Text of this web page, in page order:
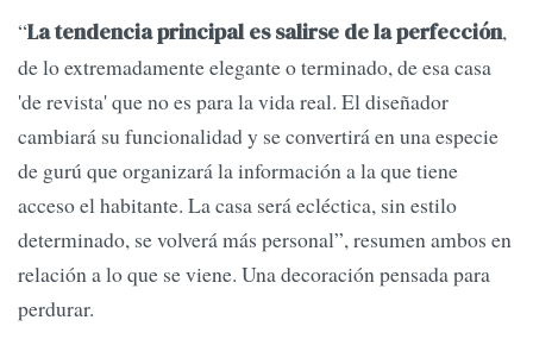
“La tendencia principal es salirse de la perfección,
de lo extremadamente elegante o terminado, de esa casa
'de revista' que no es para la vida real. El diseñador
cambiará su funcionalidad y se convertirá en una especie
de gurú que organizará la información a la que tiene
acceso el habitante. La casa será ecléctica, sin estilo
determinado, se volverá más personal”, resumen ambos en
relación a lo que se viene. Una decoración pensada para
perdurar.